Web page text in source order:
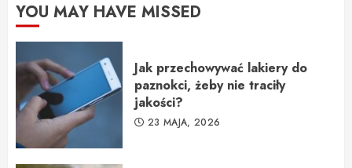
YOU MAY HAVE MISSED
Jak przechowywać lakiery do
paznokci, żeby nie traciły
jakości?
23 MAJA, 2026